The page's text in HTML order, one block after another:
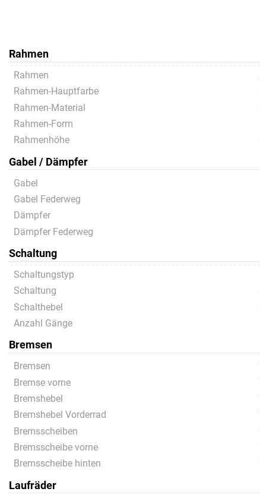
Rahmen
Rahmen
Rahmen-Hauptfarbe
Rahmen-Material
Rahmen-Form
Rahmenhöhe
Gabel / Dämpfer
Gabel
Gabel Federweg
Dämpfer
Dämpfer Federweg
Schaltung
Schaltungstyp
Schaltung
Schalthebel
Anzahl Gänge
Bremsen
Bremsen
Bremse vorne
Bremshebel
Bremshebel Vorderrad
Bremsscheiben
Bremsscheibe vorne
Bremsscheibe hinten
Laufräder